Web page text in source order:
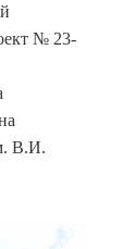
№ 23-
В.И.